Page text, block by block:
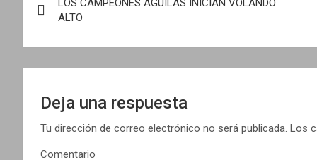
v
e
LOS CAMPEONES ÁGUILAS INICIAN VOLANDO
ALTO
Deja una respuesta
Tu dirección de correo electrónico no será publicada. Los
Comentario